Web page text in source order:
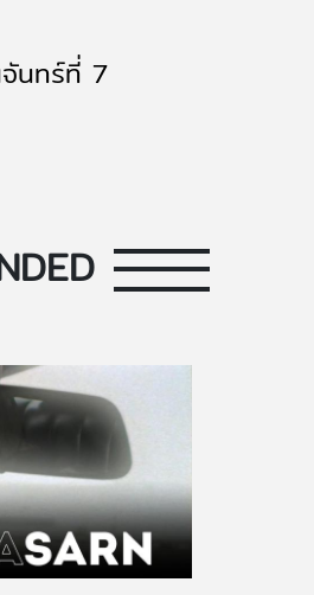
นทร์ที่ 7